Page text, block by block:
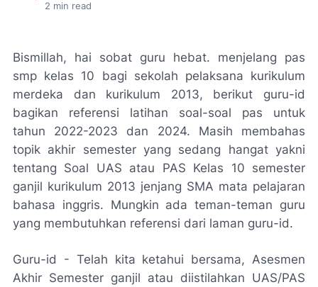
2 min read
Bismillah, hai sobat guru hebat. menjelang pas
smp kelas 10 bagi sekolah pelaksana kurikulum
merdeka dan kurikulum 2013, berikut guru-id
bagikan referensi latihan soal-soal pas untuk
tahun 2022-2023 dan 2024. Masih membahas
topik akhir semester yang sedang hangat yakni
tentang Soal UAS atau PAS Kelas 10 semester
ganjil kurikulum 2013 jenjang SMA mata pelajaran
bahasa inggris. Mungkin ada teman-teman guru
yang membutuhkan referensi dari laman guru-id.
Guru-id - Telah kita ketahui bersama, Asesmen
Akhir Semester ganjil atau diistilahkan UAS/PAS